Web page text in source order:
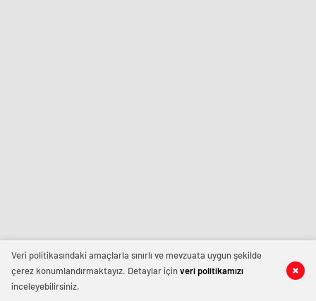
Veri politikasındaki amaçlarla sınırlı ve mevzuata uygun şekilde
çerez konumlandırmaktayız. Detaylar içinveri politikamızı
inceleyebilirsiniz.